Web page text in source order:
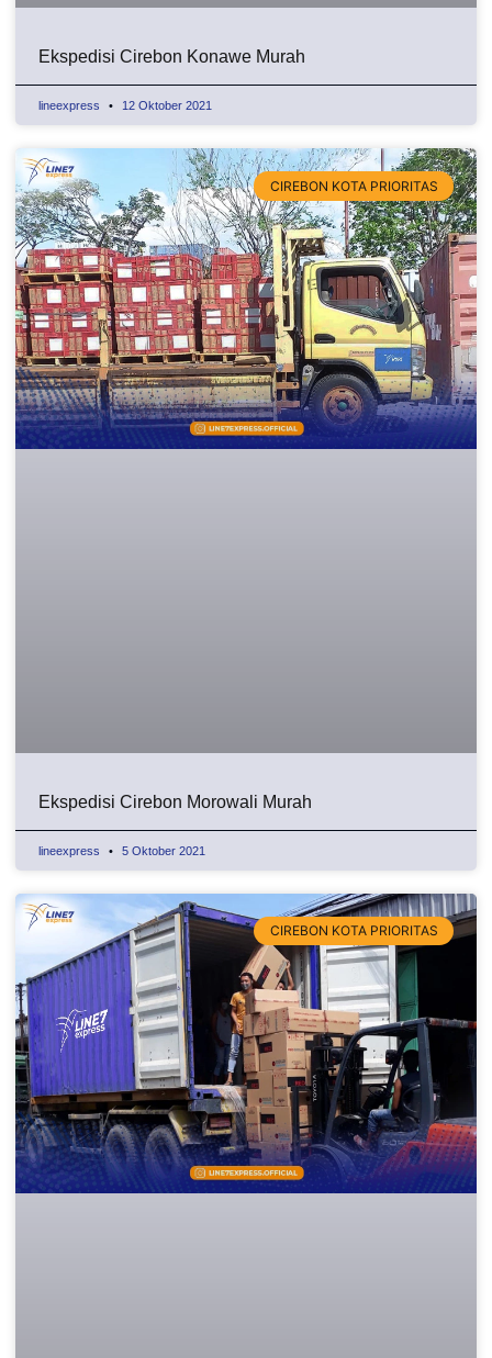
Ekspedisi Cirebon Konawe Murah
lineexpress 12 Oktober 2021
CIREBON KOTA PRIORITAS
Ekspedisi Cirebon Morowali Murah
lineexpress 5 Oktober 2021
CIREBON KOTA PRIORITAS